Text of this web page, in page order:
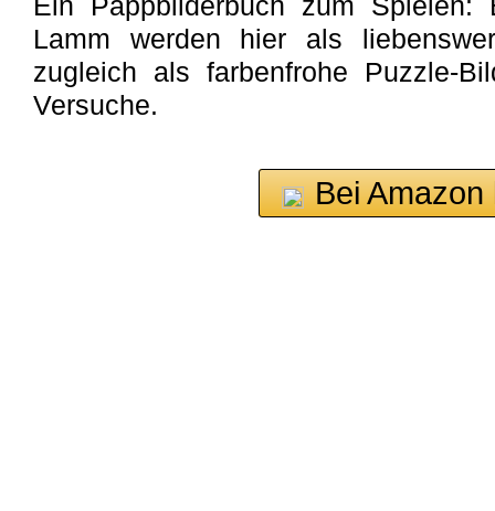
Lamm werden hier als
zugleich als farbenfrohe Puzzle-
Versuche.
Bei Amazon